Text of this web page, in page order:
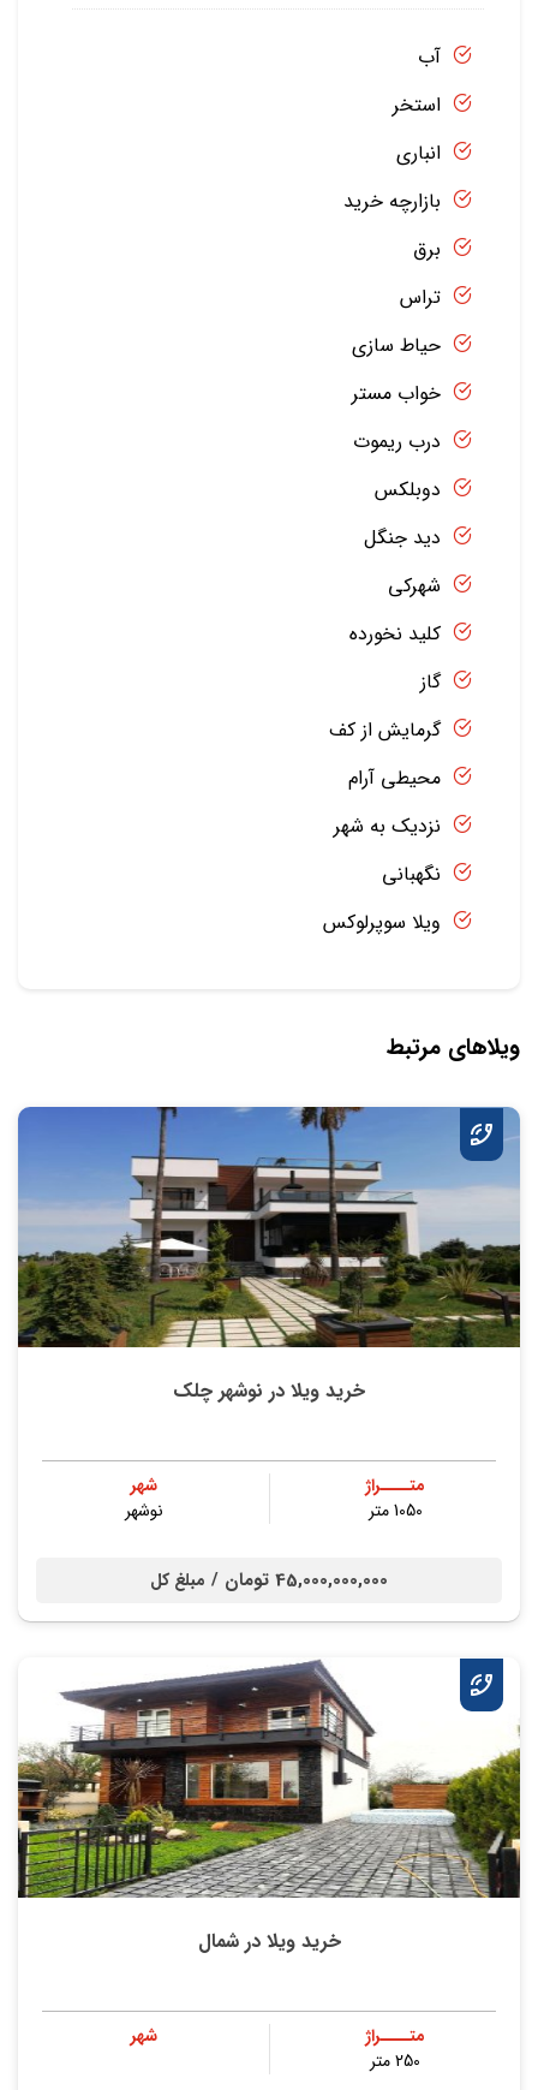
آب
استخر
انباری
بازارچه خرید
برق
تراس
حیاط سازی
خواب مستر
درب ریموت
دوبلکس
دید جنگل
شهرکی
کلید نخورده
گاز
گرمایش از کف
محیطی آرام
نزدیک به شهر
نگهبانی
ویلا سوپرلوکس
ویلاهای مرتبط
خرید ویلا در نوشهر چلک
متــــراژ
1050 متر
شهر
نوشهر
45,000,000,000 تومان / مبلغ کل
خرید ویلا در شمال
متــــراژ
250 متر
شهر